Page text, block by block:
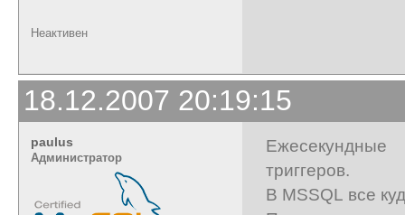
Неактивен
18.12.2007 20:19:15
paulus
Администратор
триггеров.
В MSSQL все